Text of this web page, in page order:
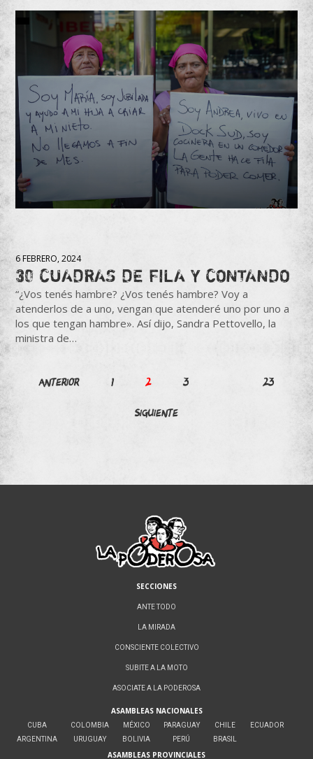
6 FEBRERO, 2024
30 CUADRAS DE FILA Y CONTANDO
“¿Vos tenés hambre? ¿Vos tenés hambre? Voy a
atenderlos de a uno, vengan que atenderé uno por uno a
los que tengan hambre». Así dijo, Sandra Pettovello, la
ministra de…
Paginación
Anterior 1 2 3 23
Siguiente
SECCIONES
ANTE TODO
LA MIRADA
CONSCIENTE COLECTIVO
SUBITE A LA MOTO
ASOCIATE A LA PODEROSA
ASAMBLEAS NACIONALES
CUBA
ARGENTINA
COLOMBIA
URUGUAY
MÉXICO
BOLIVIA
PARAGUAY
PERÚ
CHILE
BRASIL
ECUADOR
ASAMBLEAS PROVINCIALES